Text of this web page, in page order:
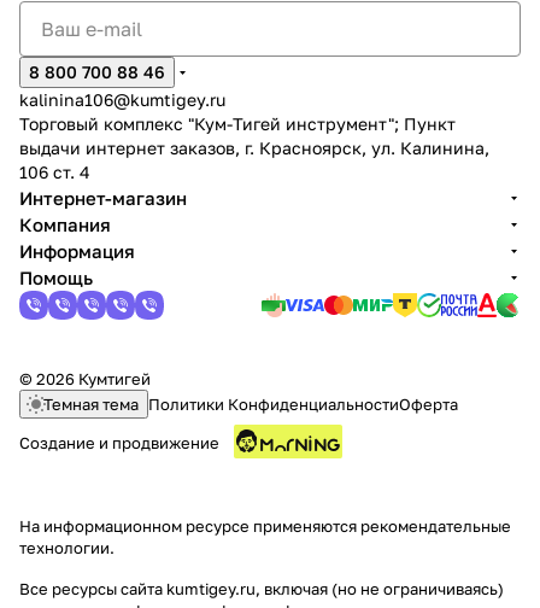
8 800 700 88 46
kalinina106@kumtigey.ru
Торговый комплекс "Кум-Тигей инструмент"; Пункт
выдачи интернет заказов, г. Красноярск, ул. Калинина,
106 ст. 4
Интернет-магазин
Компания
Информация
Помощь
© 2026 Кумтигей
Темная тема Политики КонфиденциальностиОферта
Создание и продвижение
На информационном ресурсе применяются рекомендательные
технологии.
Все ресурсы сайта kumtigey.ru, включая (но не ограничиваясь)